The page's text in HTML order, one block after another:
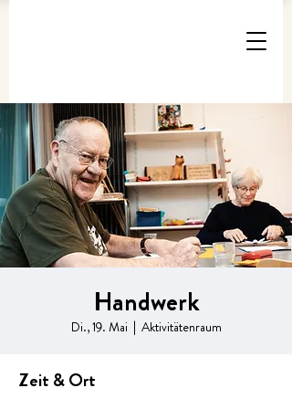
Handwerk
Di., 19. Mai
  |
Aktivitätenraum
Zeit & Ort